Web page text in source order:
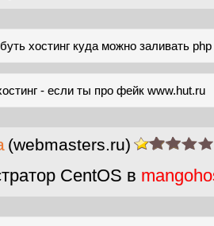
хостинг куда можно заливать
- если ты про фейк www.hut.ru
(webmasters.ru)
CentOS в